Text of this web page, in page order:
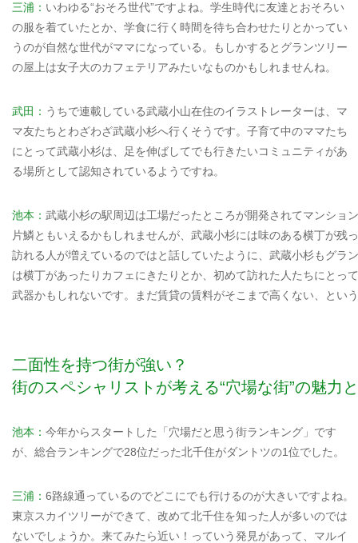
三浦： いわゆる“おそろ世代”ですよね。学生時代に友達とおそろい
の服を着ていたとか、学食に行く時間を待ち合わせたりとかってい
うのが自然な世代がママになっている。もしかするとグランツリー
の屋上は女子大のカフェテリアみたいなものかもしれませんね。
武田： うちで連載している武蔵小山在住のイラストレーターは、マ
マ友たちとわざわざ武蔵小杉へ行くそうです。子育て中のママたち
にとって武蔵小杉は、足を伸ばしてでも行きたいコミュニティがあ
る場所として認知されているようですね。
池本： 武蔵小杉の駅周辺は工場だったところが開発されてマンショ
片鱗ともいえるかもしれませんが、武蔵小杉には味のある横丁が残
訪れる人が増えているのではと話していたように、武蔵小杉もグラ
は横丁があったりカフェにきたりとか、初めて訪れた人たちにとっ
武器かもしれないです。まだ賃貸の賃料がそこまで高くない、とい
二面性を持つ街が強い？
街のスペシャリストが考える“穴場な街”の魅力
池本： 今年からスタートした「穴場だと思う街ランキング」です
が、総合ランキングで28位だった北千住がダントツの1位でした。
三浦： 6路線通っているのでどこにでも行けるのが大きいですよね。
東京スカイツリーができて、改めて北千住を知った人が多いのでは
ないでしょうか。来てみたら近い！っていう発見があって、マルイ